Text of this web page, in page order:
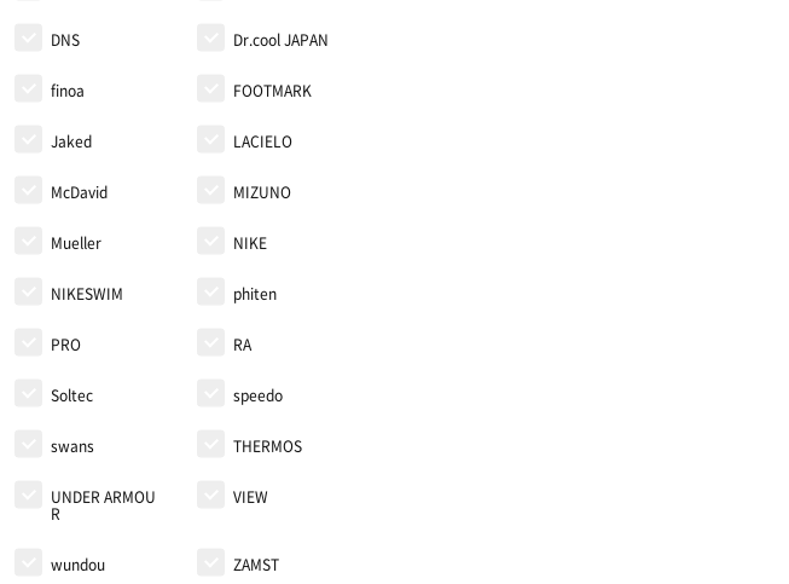
DNS Dr.cool JAPAN
finoa FOOTMARK
Jaked LACIELO
McDavid MIZUNO
Mueller NIKE
NIKESWIM phiten
PRO RA
Soltec speedo
swans THERMOS
UNDER ARMOU
R
VIEW
wundou ZAMST